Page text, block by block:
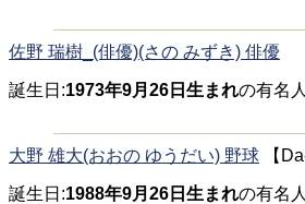
佐野 瑞樹_(俳優)(さの みずき) 俳優
誕生日:1973年9月26日生まれの有名
大野 雄大(おおの ゆうだい) 野球 【
誕生日:1988年9月26日生まれの有名